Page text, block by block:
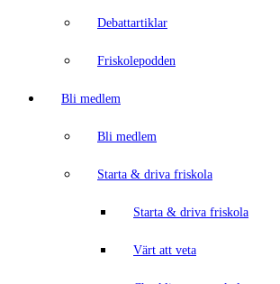
Debattartiklar
Friskolepodden
Bli medlem
Bli medlem
Starta & driva friskola
Starta & driva friskola
Värt att veta